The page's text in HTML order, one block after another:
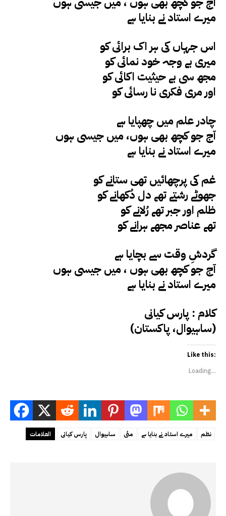
میرے استاد نے بنایا ہے
اس جہاں کی ہر اک برائی کو
میری بے وجہ خود نمائی کو
مجھ سی بے حیثیت اکائی کو
اور مری فکری نا رسائی کو
چادر علم میں چھپایا ہے
آج جو کچھ بھی ہوں، میں جیسی ہوں
میرے استاد نے بنایا ہے
غم کی پرچھائیں تھی ستانے کو
جھوٹے رشتے تھے دل دُکھانے کو
ظلم اور جبر تھے رُلانے کو
تھے عناصر مجھے ہرانے کو
گردشِ وقت سے بچایا ہے
آج جو کچھ بھی ہوں ، میں جیسی ہوں
میرے استاد نے بنایا ہے
کلام : پارس کیانی
(ساہیوال، پاکستان)
Like this:
Loading...
العلامات پارس کیانی ساہیوال مٹی میرے استاد نے بنایا ہے نظم